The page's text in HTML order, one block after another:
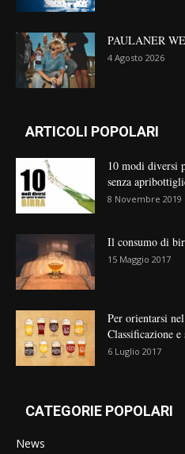
PAULANER
4 Agosto 2026
ARTICOLI POPOLARI
10 modi diversi
senza
8 Novembre 2019
Il consumo di
15 Maggio 2017
Per orientarsi
Classificazione
6 Luglio 2017
CATEGORIE POPOLARI
News